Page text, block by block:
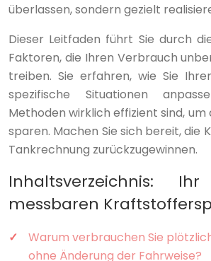
überlassen, sondern gezielt
Dieser Leitfaden führt Sie durch
Faktoren, die Ihren Verbrauch
treiben. Sie erfahren, wie Sie
spezifische Situationen
Methoden wirklich effizient sind, um
sparen. Machen Sie sich bereit, die
Tankrechnung zurückzugewinnen.
Inhaltsverzeichnis:
messbaren
Warum verbrauchen Sie
ohne Änderung der Fahrweise?